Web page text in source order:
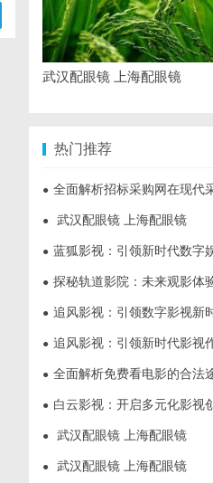
武汉配眼镜 上海配眼镜
热门推荐
● 全面解析招标采购网在现代采购管理
● 武汉配眼镜 上海配眼镜
● 蓝狐影视：引领新时代数字娱
● 探秘轨道影院：未来观影体
● 追风影视：引领数字影视新
● 追风影视：引领新时代影视作品
● 全面解析免费看电影的合法
● 白云影视：开启多元化影视创
● 武汉配眼镜 上海配眼镜
● 武汉配眼镜 上海配眼镜